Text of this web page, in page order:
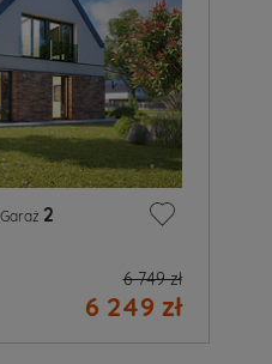
Garaż 2
6 749 zł
6 249 zł